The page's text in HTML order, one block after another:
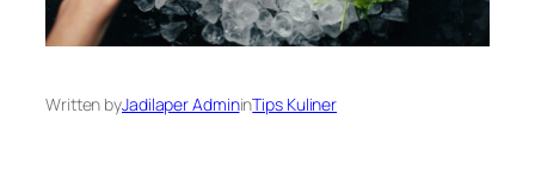
Written byJadilaper AdmininTips Kuliner